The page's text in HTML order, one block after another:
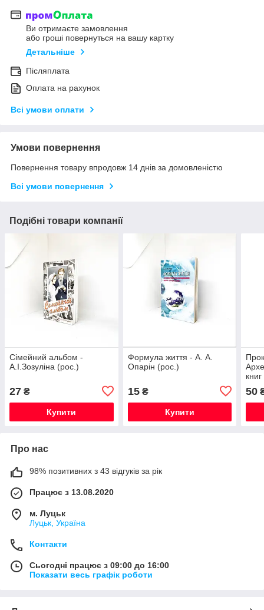
Ви отримаєте замовлення
або гроші повернуться на вашу картку
Детальніше
Післяплата
Оплата на рахунок
Всі умови оплати
Умови повернення
Повернення товару впродовж 14 днів за домовленістю
Всі умови повернення
Подібні товари компанії
Сімейний альбом -
А.І.Зозуліна (рос.)
27 ₴
Купити
Формула життя - А. А.
Опарін (рос.)
15₴
Купити
50
Про нас
98% позитивних з 43 відгуків за рік
Працює з 13.08.2020
м. Луцьк
Луцьк, Україна
Контакти
Сьогодні працює з 09:00 до 16:00
Показати весь графік роботи